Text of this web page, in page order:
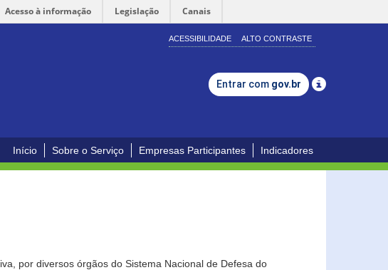
Acesso à informação Legislação Canais
ACESSIBILIDADE ALTO CONTRASTE
Entrar com gov.br
Início Sobre o Serviço Empresas Participantes Indicadores
por diversos órgãos do Sistema Nacional de Defesa do